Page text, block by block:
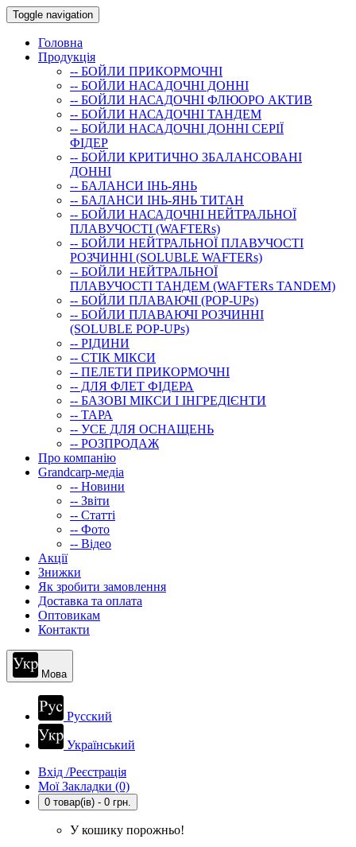
Toggle navigation
Головна
Продукція
-- БОЙЛИ ПРИКОРМОЧНI
-- БОЙЛИ НАСАДОЧНI ДОННI
-- БОЙЛИ НАСАДОЧНІ ФЛЮОРО АКТИВ
-- БОЙЛИ НАСАДОЧНІ ТАНДЕМ
-- БОЙЛИ НАСАДОЧНI ДОННI СЕРIÏ
ФIДЕР
-- БОЙЛИ КРИТИЧНО ЗБАЛАНСОВАНІ
ДОННІ
-- БАЛАНСИ ІНЬ-ЯНЬ
-- БАЛАНСИ ІНЬ-ЯНЬ ТИТАН
-- БОЙЛИ НАСАДОЧНI НЕЙТРАЛЬНОÏ
ПЛАВУЧОСТI (WAFTERs)
-- БОЙЛИ НЕЙТРАЛЬНОЇ ПЛАВУЧОСТІ
РОЗЧИННІ (SOLUBLE WAFTERs)
-- БОЙЛИ НЕЙТРАЛЬНОЇ
ПЛАВУЧОСТІ ТАНДЕМ (WAFTERs TANDEM)
-- БОЙЛИ ПЛАВАЮЧІ (POP-UPs)
-- БОЙЛИ ПЛАВАЮЧI РОЗЧИННI
(SOLUBLE POP-UPs)
-- РIДИНИ
-- СТIК МIКСИ
-- ПЕЛЕТИ ПРИКОРМОЧНІ
-- ДЛЯ ФЛЕТ ФІДЕРА
-- БАЗОВІ МІКСИ І ІНГРЕДІЄНТИ
-- ТАРА
-- УСЕ ДЛЯ ОСНАЩЕНЬ
-- РОЗПРОДАЖ
Про компанію
Grandcarp-медіа
-- Новини
-- Звіти
-- Статті
-- Фото
-- Відео
Акції
Знижки
Як зробити замовлення
Доставка та оплата
Оптовикам
Контакти
Мова
Русский
Український
Вхід /Реєстрація
Мої Закладки (0)
0 товар(ів) - 0 грн.
У кошику порожньо!